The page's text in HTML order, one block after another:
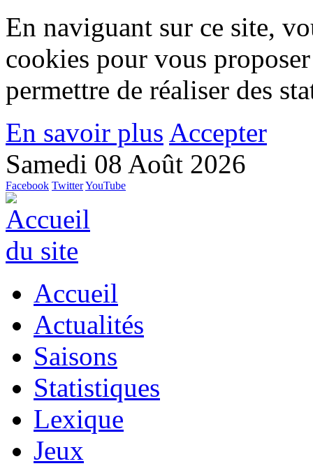
En naviguant sur ce site,
cookies pour vous
permettre de réaliser des
En savoir plus Accepter
Samedi 08 Août 2026
Facebook TwitterYouTube
Accueil
Actualités
Saisons
Statistiques
Lexique
Jeux